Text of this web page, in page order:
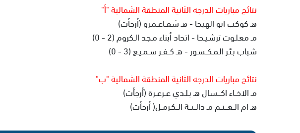
نتائج مباريات الدرجه الثانية المنطقة الشمالية "أ"
هـ كوكب ابو الهيجا - هـ شـفــاعــمـرو (أرجأت)
مـ معـلـوت ترشـيـحا - اتحاد أبناء مـجد الـكروم (2 - 0)
شـباب بـئـر الـمـكــسـور - هـ كــفــر ســمـيـع (3 - 0)
نتائج مباريات الدرجه الثانية المنطقة الشمالية "ب"
مـ الاخــاء اكـــسـال هـ بـلـدي عــرعــرة (أرجأت)
هـ ام الــغـــنــم مـ دالــيــة الــكـرمــل( أرجأت)